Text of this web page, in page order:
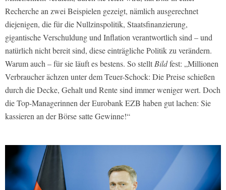
Recherche an zwei Beispielen gezeigt, nämlich ausgerechnet
diejenigen, die für die Nullzinspolitik, Staatsfinanzierung,
gigantische Verschuldung und Inflation verantwortlich sind – und
natürlich nicht bereit sind, diese einträgliche Politik zu verändern.
Warum auch – für sie läuft es bestens. So stellt Bildfest: „Millionen
Verbraucher ächzen unter dem Teuer-Schock: Die Preise schießen
durch die Decke, Gehalt und Rente sind immer weniger wert. Doch
die Top-Managerinnen der Eurobank EZB haben gut lachen: Sie
kassieren an der Börse satte Gewinne!“